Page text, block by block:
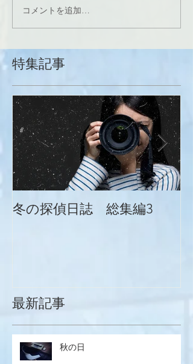
コメントを追加…
特集記事
冬の探偵日誌 総集編3
最新記事
秋の日